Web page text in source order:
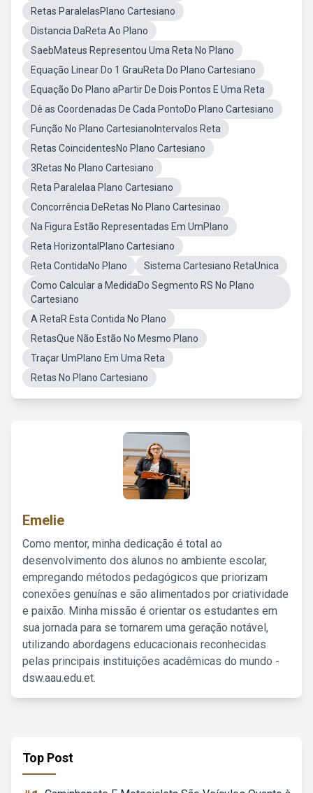
Retas ParalelasPlano Cartesiano
Distancia DaReta Ao Plano
SaebMateus Representou Uma Reta No Plano
Equação Linear Do 1 GrauReta Do Plano Cartesiano
Equação Do Plano aPartir De Dois Pontos E Uma Reta
Dê as Coordenadas De Cada PontoDo Plano Cartesiano
Função No Plano CartesianoIntervalos Reta
Retas CoincidentesNo Plano Cartesiano
3Retas No Plano Cartesiano
Reta Paralelaa Plano Cartesiano
Concorrência DeRetas No Plano Cartesinao
Na Figura Estão Representadas Em UmPlano
Reta HorizontalPlano Cartesiano
Reta ContidaNo Plano
Sistema Cartesiano RetaUnica
Como Calcular a MedidaDo Segmento RS No Plano
Cartesiano
A RetaR Esta Contida No Plano
RetasQue Não Estão No Mesmo Plano
Traçar UmPlano Em Uma Reta
Retas No Plano Cartesiano
Emelie
Como mentor, minha dedicação é total ao
desenvolvimento dos alunos no ambiente escolar,
empregando métodos pedagógicos que priorizam
conexões genuínas e são alimentados por criatividade
e paixão. Minha missão é orientar os estudantes em
sua jornada para se tornarem uma geração notável,
utilizando abordagens educacionais reconhecidas
pelas principais instituições acadêmicas do mundo -
dsw.aau.edu.et.
Top Post